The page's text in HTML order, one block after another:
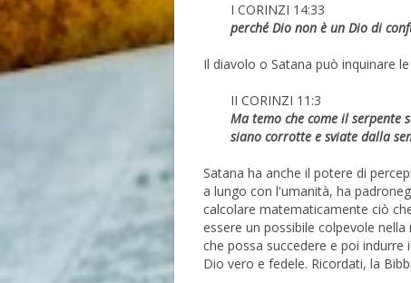
I CORINZI 14:33
perché Dio non è un Dio di
Il diavolo o Satana può inquinare
II CORINZI 11:3
Ma temo che come il serpente
siano corrotte e sviate dalla
Satana ha anche il potere di
a lungo con l'umanità, ha
calcolare matematicamente ciò
essere un possibile colpevole
che possa succedere e poi
Dio vero e fedele. Ricordati, la